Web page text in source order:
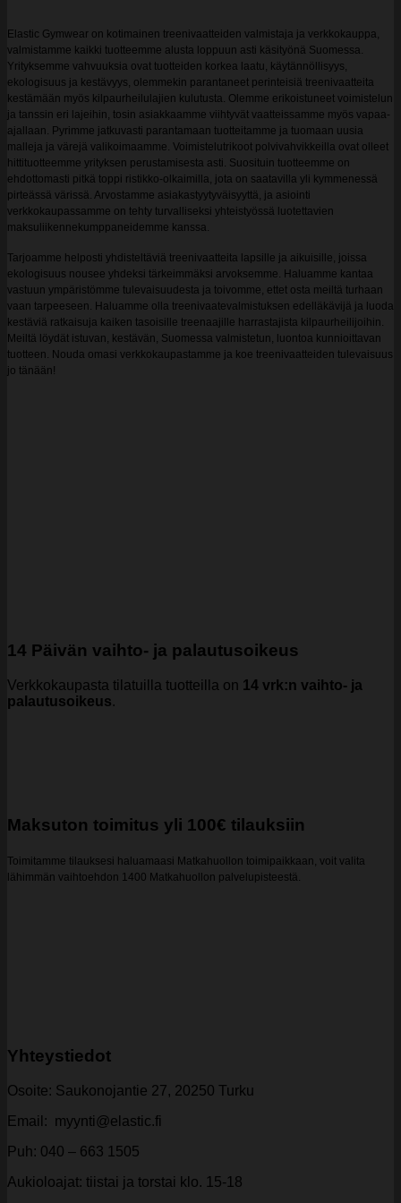
muunnelma.
Voit
tehdä
valinnat
tuotteen
sivulla.
Elastic Gymwear on kotimainen treenivaatteiden valmistaja ja verkkokauppa,
valmistamme kaikki tuotteemme alusta loppuun asti käsityönä Suomessa.
Yrityksemme vahvuuksia ovat tuotteiden korkea laatu, käytännöllisyys,
ekologisuus ja kestävyys, olemmekin parantaneet perinteisiä treenivaatteita
kestämään myös kilpaurheilulajien kulutusta. Olemme erikoistuneet voimistelun
ja tanssin eri lajeihin, tosin asiakkaamme viihtyvät vaatteissamme myös vapaa-
ajallaan. Pyrimme jatkuvasti parantamaan tuotteitamme ja tuomaan uusia
malleja ja värejä valikoimaamme. Voimistelutrikoot polvivahvikkeilla ovat olleet
hittituotteemme yrityksen perustamisesta asti. Suosituin tuotteemme on
ehdottomasti pitkä toppi ristikko-olkaimilla, jota on saatavilla yli kymmenessä
pirteässä värissä. Arvostamme asiakastyytyväisyyttä, ja asiointi
verkkokaupassamme on tehty turvalliseksi yhteistyössä luotettavien
maksuliikennekumppaneidemme kanssa.
Tarjoamme helposti yhdisteltäviä treenivaatteita lapsille ja aikuisille, joissa
ekologisuus nousee yhdeksi tärkeimmäksi arvoksemme. Haluamme kantaa
vastuun ympäristömme tulevaisuudesta ja toivomme, ettet osta meiltä turhaan
vaan tarpeeseen. Haluamme olla treenivaatevalmistuksen edelläkävijä ja luoda
kestäviä ratkaisuja kaiken tasoisille treenaajille harrastajista kilpaurheilijoihin.
Meiltä löydät istuvan, kestävän, Suomessa valmistetun, luontoa kunnioittavan
tuotteen. Nouda omasi verkkokaupastamme ja koe treenivaatteiden tulevaisuus
jo tänään!
14 Päivän vaihto- ja palautusoikeus
Verkkokaupasta tilatuilla tuotteilla on 14 vrk:n vaihto- ja
palautusoikeus.
Maksuton toimitus yli 100€ tilauksiin
Toimitamme tilauksesi haluamaasi Matkahuollon toimipaikkaan, voit valita
lähimmän vaihtoehdon 1400 Matkahuollon palvelupisteestä.
Yhteystiedot
Osoite: Saukonojantie 27, 20250 Turku
Email: myynti@elastic.fi
Puh: 040 – 663 1505
Aukioloajat: tiistai ja torstai klo. 15-18